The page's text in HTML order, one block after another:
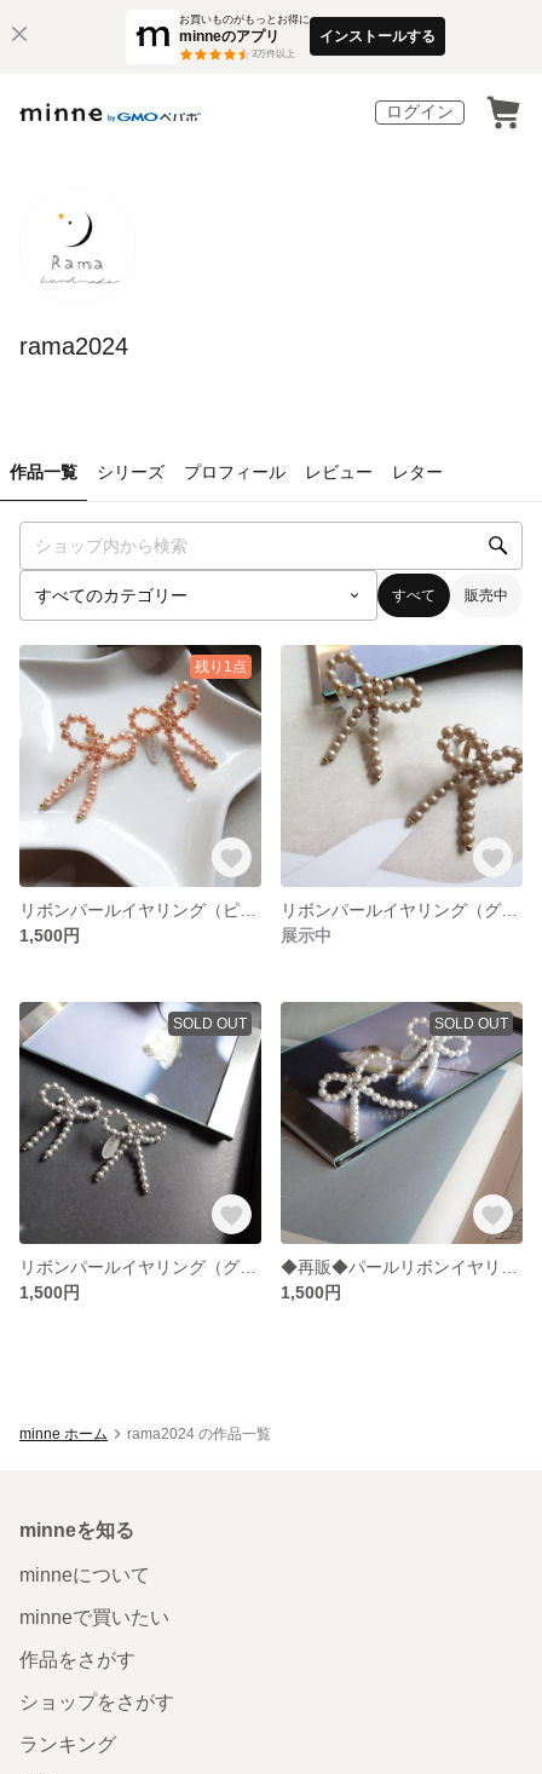
お買いものがもっとお得に
minneのアプリ
3万件以上
インストールする
ログイン
rama2024
作品一覧 シリーズ プロフィール レビュー レター
すべて 販売中
残り1点
1,500円
展示中
SOLD OUT
1,500円
SOLD OUT
1,500円
minne ホーム rama2024 の作品一覧
minneを知る
minneについて
minneで買いたい
作品をさがす
ショップをさがす
ランキング